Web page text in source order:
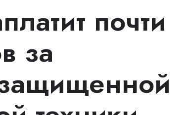
почти
за